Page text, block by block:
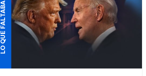
LO QUE FALTABA